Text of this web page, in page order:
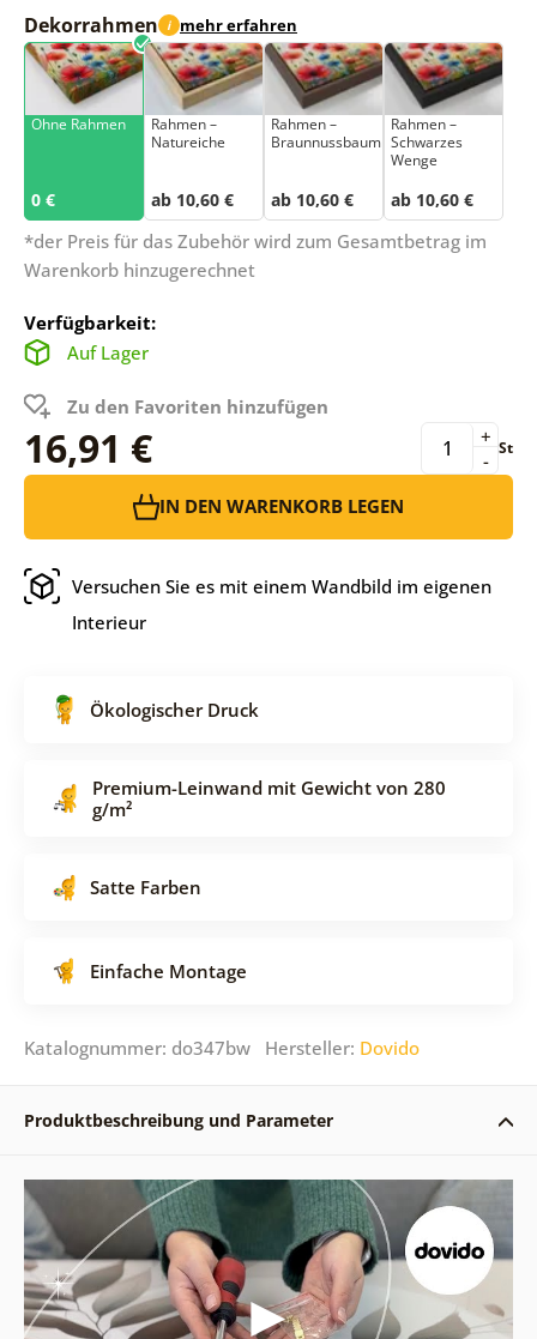
Dekorrahmen i mehr erfahren
Ohne Rahmen
0 €
Rahmen –
Natureiche
ab 10,60 €
Rahmen –
Braunnussbaum
ab 10,60 €
Rahmen –
Schwarzes
Wenge
ab 10,60 €
*der Preis für das Zubehör wird zum Gesamtbetrag im
Warenkorb hinzugerechnet
Verfügbarkeit:
Auf Lager
Zu den Favoriten hinzufügen
16,91 € -
+ St
IN DEN WARENKORB LEGEN
Versuchen Sie es mit einem Wandbild im eigenen
Interieur
Ökologischer Druck
Premium-Leinwand mit Gewicht von 280
g/m²
Satte Farben
Einfache Montage
Katalognummer: do347bw Hersteller: Dovido
Produktbeschreibung und Parameter